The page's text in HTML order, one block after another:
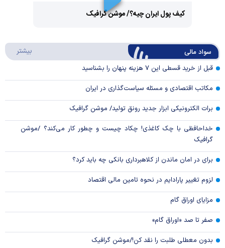
Video
کیف پول ایران چیه؟/ موشن گرافیک
سواد مالی بیشتر
قبل از خرید قسطی این ۷ هزینه پنهان را بشناسید
مکاتب اقتصادی و مسئله سیاست‌گذاری در ایران
برات الکترونیکی ابزار جدید رونق تولید/ موشن گرافیک
خداحافظی با چک کاغذی! چکاد چیست و چطور کار می‌کند؟ /موشن
گرافیک
برای در امان ماندن از کلاهبرداری بانکی چه باید کرد؟
لزوم تغییر پارادایم در نحوه تامین مالی اقتصاد
مزایای اوراق گام
صفر تا صد «اوراق گام»
بدون معطلی طلبت را نقد کن!/موشن گرافیک